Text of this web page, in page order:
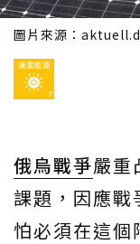
圖片來源：
俄烏戰爭嚴重
課題，因應戰
怕必須在這